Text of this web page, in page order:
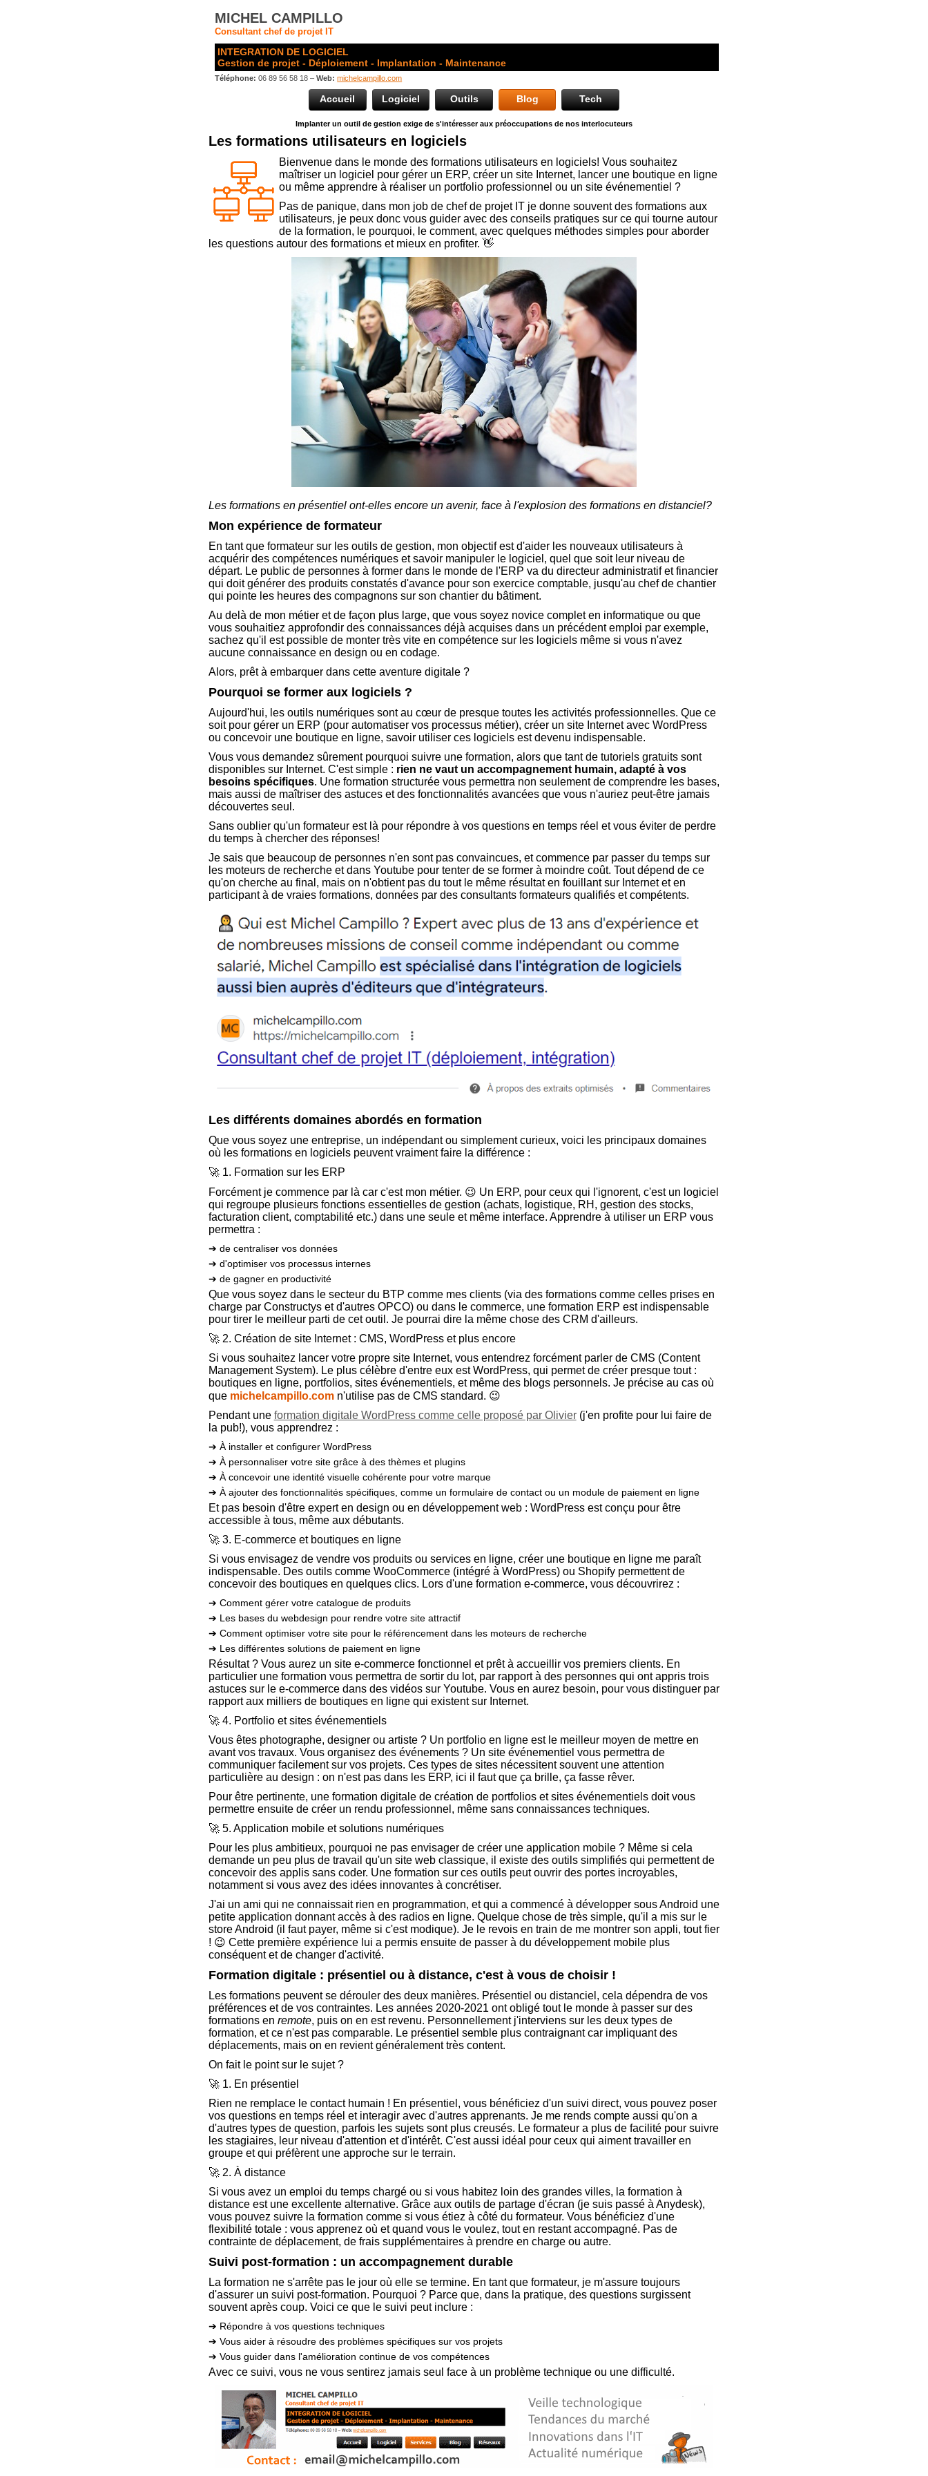
MICHEL CAMPILLO
Consultant chef de projet IT
INTEGRATION DE LOGICIEL
Gestion de projet - Déploiement - Implantation - Maintenance
Téléphone: 06 89 56 58 18 –Web: michelcampillo.com
Accueil Logiciel Outils Blog Tech
Implanter un outil de gestion exige de s'intéresser aux préoccupations de nos interlocuteurs
Les formations utilisateurs en logiciels
Bienvenue dans le monde des formations utilisateurs en logiciels! Vous souhaitez
maîtriser un logiciel pour gérer un ERP, créer un site Internet, lancer une boutique en ligne
ou même apprendre à réaliser un portfolio professionnel ou un site événementiel ?
Pas de panique, dans mon job de chef de projet IT je donne souvent des formations aux
utilisateurs, je peux donc vous guider avec des conseils pratiques sur ce qui tourne autour
de la formation, le pourquoi, le comment, avec quelques méthodes simples pour aborder
les questions autour des formations et mieux en profiter. 👋
Les formations en présentiel ont-elles encore un avenir, face à l'explosion des formations en distanciel?
Mon expérience de formateur
En tant que formateur sur les outils de gestion, mon objectif est d'aider les nouveaux utilisateurs à
acquérir des compétences numériques et savoir manipuler le logiciel, quel que soit leur niveau de
départ. Le public de personnes à former dans le monde de l'ERP va du directeur administratif et financier
qui doit générer des produits constatés d'avance pour son exercice comptable, jusqu'au chef de chantier
qui pointe les heures des compagnons sur son chantier du bâtiment.
Au delà de mon métier et de façon plus large, que vous soyez novice complet en informatique ou que
vous souhaitiez approfondir des connaissances déjà acquises dans un précédent emploi par exemple,
sachez qu'il est possible de monter très vite en compétence sur les logiciels même si vous n'avez
aucune connaissance en design ou en codage.
Alors, prêt à embarquer dans cette aventure digitale ?
Pourquoi se former aux logiciels ?
Aujourd'hui, les outils numériques sont au cœur de presque toutes les activités professionnelles. Que ce
soit pour gérer un ERP (pour automatiser vos processus métier), créer un site Internet avec WordPress
ou concevoir une boutique en ligne, savoir utiliser ces logiciels est devenu indispensable.
Vous vous demandez sûrement pourquoi suivre une formation, alors que tant de tutoriels gratuits sont
disponibles sur Internet. C'est simple : rien ne vaut un accompagnement humain, adapté à vos
besoins spécifiques. Une formation structurée vous permettra non seulement de comprendre les bases,
mais aussi de maîtriser des astuces et des fonctionnalités avancées que vous n'auriez peut-être jamais
découvertes seul.
Sans oublier qu'un formateur est là pour répondre à vos questions en temps réel et vous éviter de perdre
du temps à chercher des réponses!
Je sais que beaucoup de personnes n'en sont pas convaincues, et commence par passer du temps sur
les moteurs de recherche et dans Youtube pour tenter de se former à moindre coût. Tout dépend de ce
qu'on cherche au final, mais on n'obtient pas du tout le même résultat en fouillant sur Internet et en
participant à de vraies formations, données par des consultants formateurs qualifiés et compétents.
Les différents domaines abordés en formation
Que vous soyez une entreprise, un indépendant ou simplement curieux, voici les principaux domaines
où les formations en logiciels peuvent vraiment faire la différence :
🚀 1. Formation sur les ERP
Forcément je commence par là car c'est mon métier. 😉 Un ERP, pour ceux qui l'ignorent, c'est un logiciel
qui regroupe plusieurs fonctions essentielles de gestion (achats, logistique, RH, gestion des stocks,
facturation client, comptabilité etc.) dans une seule et même interface. Apprendre à utiliser un ERP vous
permettra :
➔ de centraliser vos données
➔ d'optimiser vos processus internes
➔ de gagner en productivité
Que vous soyez dans le secteur du BTP comme mes clients (via des formations comme celles prises en
charge par Constructys et d'autres OPCO) ou dans le commerce, une formation ERP est indispensable
pour tirer le meilleur parti de cet outil. Je pourrai dire la même chose des CRM d'ailleurs.
🚀 2. Création de site Internet : CMS, WordPress et plus encore
Si vous souhaitez lancer votre propre site Internet, vous entendrez forcément parler de CMS (Content
Management System). Le plus célèbre d'entre eux est WordPress, qui permet de créer presque tout :
boutiques en ligne, portfolios, sites événementiels, et même des blogs personnels. Je précise au cas où
que michelcampillo.comn'utilise pas de CMS standard. 😉
Pendant une formation digitale WordPress comme celle proposé par Olivier(j'en profite pour lui faire de
la pub!), vous apprendrez :
➔ À installer et configurer WordPress
➔ À personnaliser votre site grâce à des thèmes et plugins
➔ À concevoir une identité visuelle cohérente pour votre marque
➔ À ajouter des fonctionnalités spécifiques, comme un formulaire de contact ou un module de paiement en ligne
Et pas besoin d'être expert en design ou en développement web : WordPress est conçu pour être
accessible à tous, même aux débutants.
🚀 3. E-commerce et boutiques en ligne
Si vous envisagez de vendre vos produits ou services en ligne, créer une boutique en ligne me paraît
indispensable. Des outils comme WooCommerce (intégré à WordPress) ou Shopify permettent de
concevoir des boutiques en quelques clics. Lors d'une formation e-commerce, vous découvrirez :
➔ Comment gérer votre catalogue de produits
➔ Les bases du webdesign pour rendre votre site attractif
➔ Comment optimiser votre site pour le référencement dans les moteurs de recherche
➔ Les différentes solutions de paiement en ligne
Résultat ? Vous aurez un site e-commerce fonctionnel et prêt à accueillir vos premiers clients. En
particulier une formation vous permettra de sortir du lot, par rapport à des personnes qui ont appris trois
astuces sur le e-commerce dans des vidéos sur Youtube. Vous en aurez besoin, pour vous distinguer par
rapport aux milliers de boutiques en ligne qui existent sur Internet.
🚀 4. Portfolio et sites événementiels
Vous êtes photographe, designer ou artiste ? Un portfolio en ligne est le meilleur moyen de mettre en
avant vos travaux. Vous organisez des événements ? Un site événementiel vous permettra de
communiquer facilement sur vos projets. Ces types de sites nécessitent souvent une attention
particulière au design : on n'est pas dans les ERP, ici il faut que ça brille, ça fasse rêver.
Pour être pertinente, une formation digitale de création de portfolios et sites événementiels doit vous
permettre ensuite de créer un rendu professionnel, même sans connaissances techniques.
🚀 5. Application mobile et solutions numériques
Pour les plus ambitieux, pourquoi ne pas envisager de créer une application mobile ? Même si cela
demande un peu plus de travail qu'un site web classique, il existe des outils simplifiés qui permettent de
concevoir des applis sans coder. Une formation sur ces outils peut ouvrir des portes incroyables,
notamment si vous avez des idées innovantes à concrétiser.
J'ai un ami qui ne connaissait rien en programmation, et qui a commencé à développer sous Android une
petite application donnant accès à des radios en ligne. Quelque chose de très simple, qu'il a mis sur le
store Android (il faut payer, même si c'est modique). Je le revois en train de me montrer son appli, tout fier
! 😉 Cette première expérience lui a permis ensuite de passer à du développement mobile plus
conséquent et de changer d'activité.
Formation digitale : présentiel ou à distance, c'est à vous de choisir !
Les formations peuvent se dérouler des deux manières. Présentiel ou distanciel, cela dépendra de vos
préférences et de vos contraintes. Les années 2020-2021 ont obligé tout le monde à passer sur des
formations en remote, puis on en est revenu. Personnellement j'interviens sur les deux types de
formation, et ce n'est pas comparable. Le présentiel semble plus contraignant car impliquant des
déplacements, mais on en revient généralement très content.
On fait le point sur le sujet ?
🚀 1. En présentiel
Rien ne remplace le contact humain ! En présentiel, vous bénéficiez d'un suivi direct, vous pouvez poser
vos questions en temps réel et interagir avec d'autres apprenants. Je me rends compte aussi qu'on a
d'autres types de question, parfois les sujets sont plus creusés. Le formateur a plus de facilité pour suivre
les stagiaires, leur niveau d'attention et d'intérêt. C'est aussi idéal pour ceux qui aiment travailler en
groupe et qui préfèrent une approche sur le terrain.
🚀 2. À distance
Si vous avez un emploi du temps chargé ou si vous habitez loin des grandes villes, la formation à
distance est une excellente alternative. Grâce aux outils de partage d'écran (je suis passé à Anydesk),
vous pouvez suivre la formation comme si vous étiez à côté du formateur. Vous bénéficiez d'une
flexibilité totale : vous apprenez où et quand vous le voulez, tout en restant accompagné. Pas de
contrainte de déplacement, de frais supplémentaires à prendre en charge ou autre.
Suivi post-formation : un accompagnement durable
La formation ne s'arrête pas le jour où elle se termine. En tant que formateur, je m'assure toujours
d'assurer un suivi post-formation. Pourquoi ? Parce que, dans la pratique, des questions surgissent
souvent après coup. Voici ce que le suivi peut inclure :
➔ Répondre à vos questions techniques
➔ Vous aider à résoudre des problèmes spécifiques sur vos projets
➔ Vous guider dans l'amélioration continue de vos compétences
Avec ce suivi, vous ne vous sentirez jamais seul face à un problème technique ou une difficulté.